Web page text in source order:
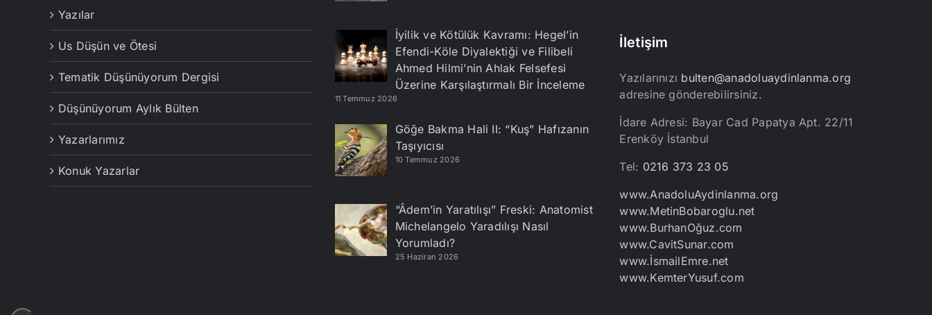
Yazılar
Us Düşün ve Ötesi
Tematik Düşünüyorum Dergisi
Düşünüyorum Aylık Bülten
Yazarlarımız
Konuk Yazarlar
İyilik ve Kötülük Kavramı: Hegel’in
Efendi-Köle Diyalektiği ve Filibeli
Ahmed Hilmi’nin Ahlak Felsefesi
Üzerine Karşılaştırmalı Bir İnceleme
11 Temmuz 2026
Göğe Bakma Hali II: “Kuş” Hafızanın
Taşıyıcısı
10 Temmuz 2026
“Âdem’in Yaratılışı” Freski: Anatomist
Michelangelo Yaradılışı Nasıl
Yorumladı?
25 Haziran 2026
İletişim
Yazılarınızı bulten@anadoluaydinlanma.org
adresine gönderebilirsiniz.
İdare Adresi: Bayar Cad Papatya Apt. 22/11
Erenköy İstanbul
Tel: 0216 373 23 05
www.AnadoluAydinlanma.org
www.MetinBobaroglu.net
www.BurhanOğuz.com
www.CavitSunar.com
www.İsmailEmre.net
www.KemterYusuf.com